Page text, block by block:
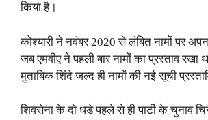
किया है।
कोश्यारी ने नवंबर 2020 से लंबित नामों पर
जब एमवीए ने पहली बार नामों का प्रस्ताव रखा
मुताबिक शिंदे जल्द ही नामों की नई सूची
शिवसेना के दो धड़े पहले से ही पार्टी के चुनाव